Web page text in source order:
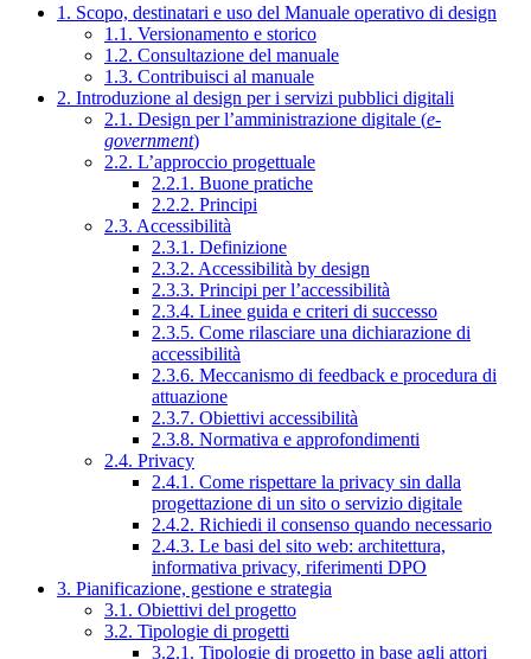
1. Scopo, destinatari e uso del Manuale operativo di design
1.1. Versionamento e storico
1.2. Consultazione del manuale
1.3. Contribuisci al manuale
2. Introduzione al design per i servizi pubblici digitali
2.1. Design per l’amministrazione digitale (e-
government)
2.2. L’approccio progettuale
2.2.1. Buone pratiche
2.2.2. Principi
2.3. Accessibilità
2.3.1. Definizione
2.3.2. Accessibilità by design
2.3.3. Principi per l’accessibilità
2.3.4. Linee guida e criteri di successo
2.3.5. Come rilasciare una dichiarazione di
accessibilità
2.3.6. Meccanismo di feedback e procedura di
attuazione
2.3.7. Obiettivi accessibilità
2.3.8. Normativa e approfondimenti
2.4. Privacy
2.4.1. Come rispettare la privacy sin dalla
progettazione di un sito o servizio digitale
2.4.2. Richiedi il consenso quando necessario
2.4.3. Le basi del sito web: architettura,
informativa privacy, riferimenti DPO
3. Pianificazione, gestione e strategia
3.1. Obiettivi del progetto
3.2. Tipologie di progetti
3.2.1. Tipologie di progetto in base agli attori